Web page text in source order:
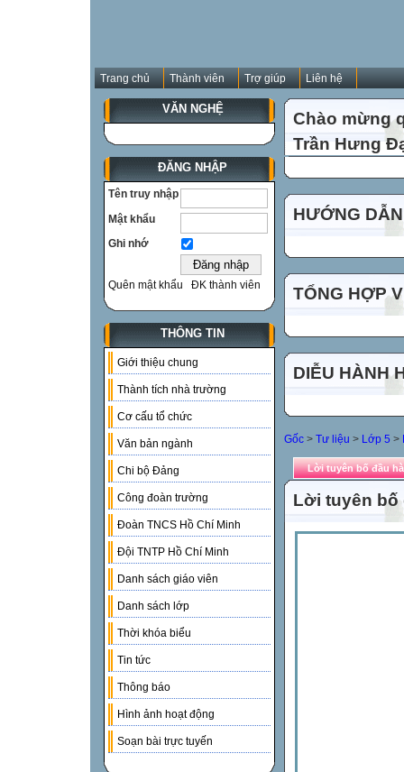
Trang chủ Thành viên Trợ giúp Liên hệ
VĂN NGHỆ
ĐĂNG NHẬP
Tên truy nhập
Mật khẩu
Ghi nhớ
Quên mật khẩu ĐK thành viên
THÔNG TIN
Giới thiệu chung
Thành tích nhà trường
Cơ cấu tổ chức
Văn bản ngành
Chi bộ Đảng
Công đoàn trường
Đoàn TNCS Hồ Chí Minh
Đội TNTP Hồ Chí Minh
Danh sách giáo viên
Danh sách lớp
Thời khóa biểu
Tin tức
Thông báo
Hình ảnh hoạt động
Soạn bài trực tuyến
Chào mừng
Trần Hưng
HƯỚNG
TỔNG HỢP
DIỄU HÀNH
Gốc > Tư liệu > Lớp 5 >
Lời tuyên bố đầu
Lời tuyên bố